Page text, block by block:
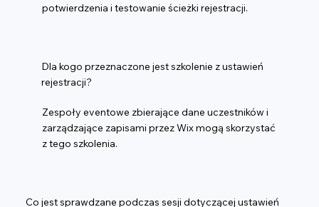
potwierdzenia i testowanie ścieżki rejestracji.
Dla kogo przeznaczone jest szkolenie z ustawień
rejestracji?
Zespoły eventowe zbierające dane uczestników i
zarządzające zapisami przez Wix mogą skorzystać
z tego szkolenia.
Co jest sprawdzane podczas sesji dotyczącej ustawień